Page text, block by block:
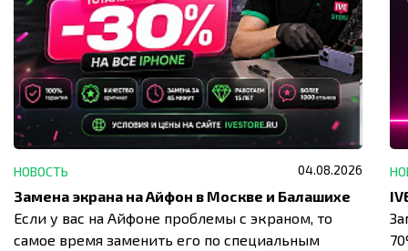
НОВОСТЬ 04.08.2026
Замена экрана на Айфон в Москве и Балашихе
Если у вас на Айфоне проблемы с экраном, то
самое время заменить его по специальным